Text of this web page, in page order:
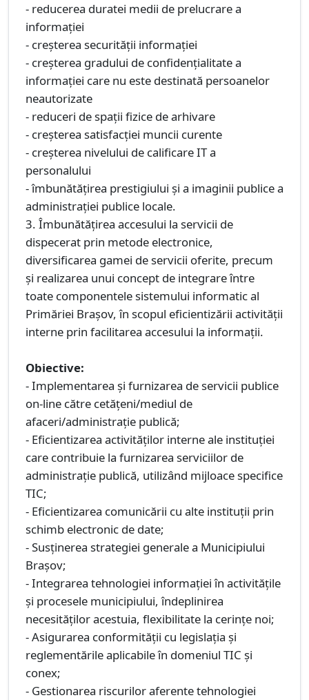
- reducerea duratei medii de prelucrare a
informaţiei
- creşterea securităţii informaţiei
- creşterea gradului de confidenţialitate a
informaţiei care nu este destinată persoanelor
neautorizate
- reduceri de spaţii fizice de arhivare
- creşterea satisfacţiei muncii curente
- creşterea nivelului de calificare IT a
personalului
- îmbunătăţirea prestigiului şi a imaginii publice a
administraţiei publice locale.
3. Îmbunătăţirea accesului la servicii de
dispecerat prin metode electronice,
diversificarea gamei de servicii oferite, precum
şi realizarea unui concept de integrare între
toate componentele sistemului informatic al
Primăriei Braşov, în scopul eficientizării activităţii
interne prin facilitarea accesului la informaţii.
Obiective:
- Implementarea şi furnizarea de servicii publice
on-line către cetăţeni/mediul de
afaceri/administraţie publică;
- Eficientizarea activităţilor interne ale instituţiei
care contribuie la furnizarea serviciilor de
administraţie publică, utilizând mijloace specifice
TIC;
- Eficientizarea comunicării cu alte instituţii prin
schimb electronic de date;
- Susţinerea strategiei generale a Municipiului
Braşov;
- Integrarea tehnologiei informației în activităţile
şi procesele municipiului, îndeplinirea
necesităţilor acestuia, flexibilitate la cerinţe noi;
- Asigurarea conformităţii cu legislaţia şi
reglementările aplicabile în domeniul TIC și
conex;
- Gestionarea riscurilor aferente tehnologiei